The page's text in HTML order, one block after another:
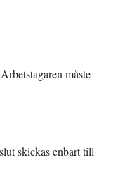
måste
skickas enbart till